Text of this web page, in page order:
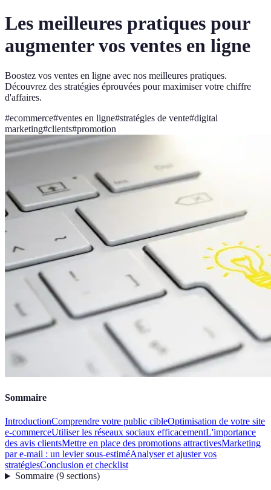
Les meilleures pratiques pour
augmenter vos ventes en ligne
Boostez vos ventes en ligne avec nos meilleures pratiques.
Découvrez des stratégies éprouvées pour maximiser votre chiffre
d'affaires.
#ecommerce#ventes en ligne#stratégies de vente#digital
marketing#clients#promotion
Sommaire
IntroductionComprendre votre public cibleOptimisation de votre site
e-commerceUtiliser les réseaux sociaux efficacementL'importance
des avis clientsMettre en place des promotions attractivesMarketing
par e-mail : un levier sous-estiméAnalyser et ajuster vos
stratégiesConclusion et checklist
Sommaire(9 sections)